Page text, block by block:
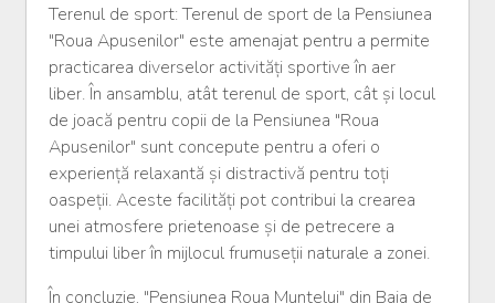
Terenul de sport: Terenul de sport de la Pensiunea
"Roua Apusenilor" este amenajat pentru a permite
practicarea diverselor activități sportive în aer
liber. În ansamblu, atât terenul de sport, cât și locul
de joacă pentru copii de la Pensiunea "Roua
Apusenilor" sunt concepute pentru a oferi o
experiență relaxantă și distractivă pentru toți
oaspeții. Aceste facilități pot contribui la crearea
unei atmosfere prietenoase și de petrecere a
timpului liber în mijlocul frumuseții naturale a zonei.
În concluzie, "Pensiunea Roua Muntelui" din Baia de